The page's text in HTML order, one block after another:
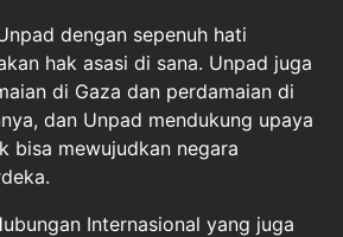
dengan sepenuh hati
hak asasi di sana. Unpad juga
di Gaza dan perdamaian di
dan Unpad mendukung upaya
bisa mewujudkan negara
Internasional yang juga